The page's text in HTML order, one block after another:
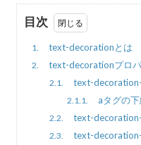
目次
1. text-decorationとは
2. text-decorationプロ
2.1. text-
2.1.1. aタグの
2.2. text-
2.3. text-